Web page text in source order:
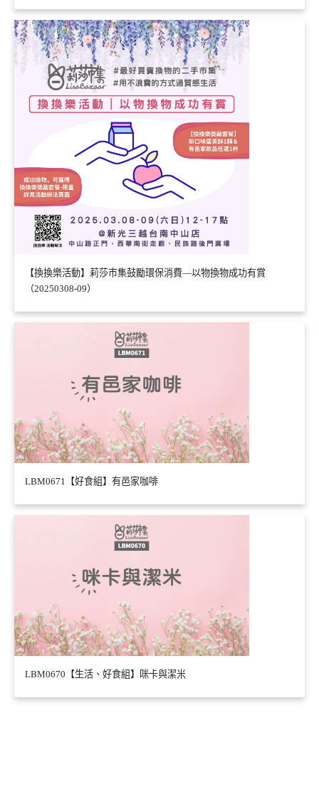
【換換樂活動】莉莎市集鼓勵環保消費—以物換物成功有賞
（20250308-09）
LBM0671【好食組】有邑家咖啡
LBM0670【生活、好食組】咪卡與潔米